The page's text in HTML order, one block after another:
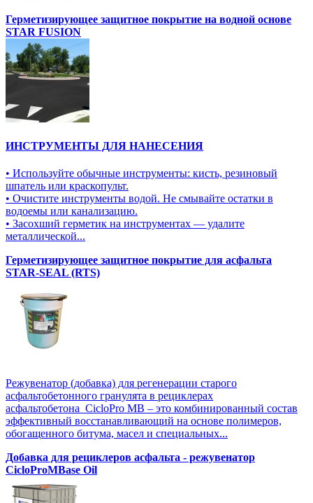
Герметизирующее защитное покрытие на водной основе
STAR FUSION
ИНСТРУМЕНТЫ ДЛЯ НАНЕСЕНИЯ
• Используйте обычные инструменты: кисть, резиновый
шпатель или краскопульт.
• Очистите инструменты водой. Не смывайте остатки в
водоемы или канализацию.
• Засохший герметик на инструментах — удалите
металлической...
Герметизирующее защитное покрытие для асфальта
STAR-SEAL (RTS)
Режувенатор (добавка) для регенерации старого
асфальтобетонного гранулята в рециклерах
асфальтобетона CicloPro MB – это комбинированный состав
эффективный восстанавливающий на основе полимеров,
обогащенного битума, масел и специальных...
Добавка для рециклеров асфальта - режувенатор
CicloProMBase Oil